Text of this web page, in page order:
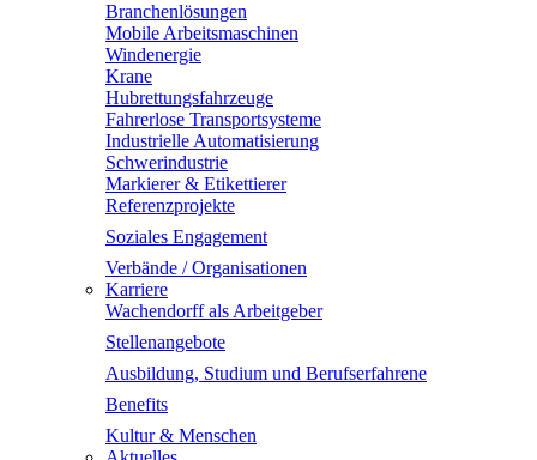
Branchenlösungen
Mobile Arbeitsmaschinen
Windenergie
Krane
Hubrettungsfahrzeuge
Fahrerlose Transportsysteme
Industrielle Automatisierung
Schwerindustrie
Markierer & Etikettierer
Referenzprojekte
Soziales Engagement
Verbände / Organisationen
Karriere
Wachendorff als Arbeitgeber
Stellenangebote
Ausbildung, Studium und Berufserfahrene
Benefits
Kultur & Menschen